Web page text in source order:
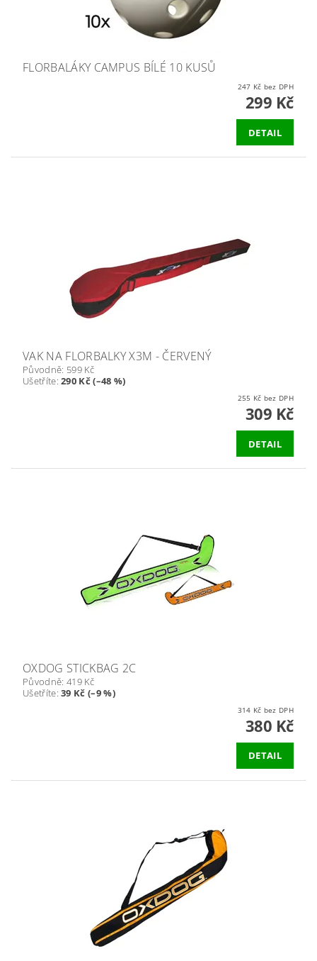
FLORBALÁKY CAMPUS BÍLÉ 10 KUSŮ
247 Kč bez DPH
299 Kč
DETAIL
VAK NA FLORBALKY X3M - ČERVENÝ
Původně: 599 Kč
Ušetříte:290 Kč (–48 %)
255 Kč bez DPH
309 Kč
DETAIL
OXDOG STICKBAG 2C
Původně: 419 Kč
Ušetříte:39 Kč (–9 %)
314 Kč bez DPH
380 Kč
DETAIL